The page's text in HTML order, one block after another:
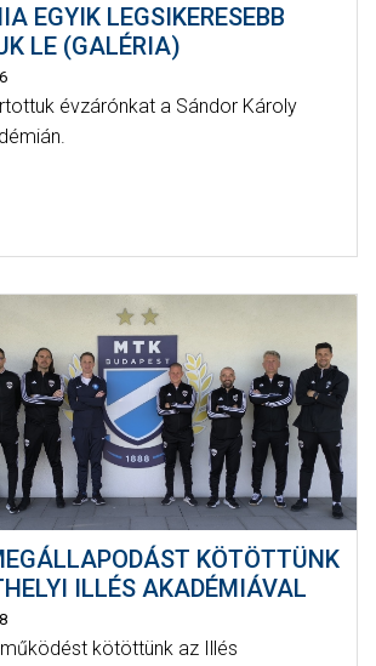
EGYIK LEGSIKERESEBB
LE (GALÉRIA)
évzárónkat a Sándor Károly
KÖTÖTTÜNK
ILLÉS AKADÉMIÁVAL
kötöttünk az Illés